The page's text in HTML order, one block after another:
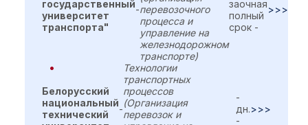
государственный
университет
транспорта"
-перевозочного
процесса и
управление на
железнодорожном
транспорте)
заочная
полный
срок -
>>>
Белорусский
национальный
технический
-
Технологии
транспортных
процессов
(Организация
перевозок и
-
дн.
-
>>>